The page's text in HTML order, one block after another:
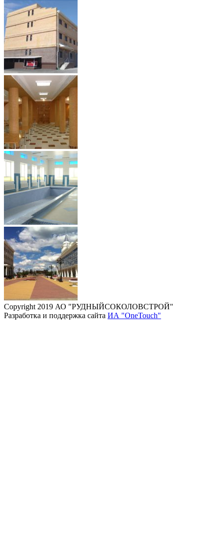
Copyright 2019 АО "РУДНЫЙСОКОЛОВСТРОЙ"
Разработка и поддержка сайта ИА "OneTouch"